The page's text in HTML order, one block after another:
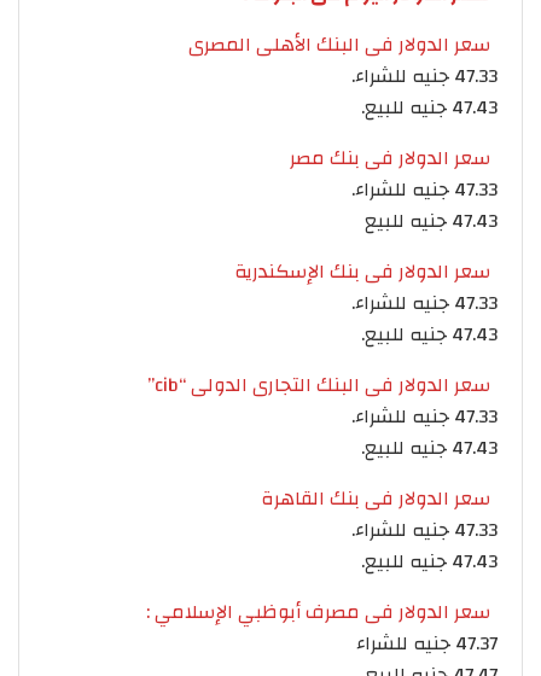
سعر الدولار فى البنك الأهلى المصرى
47.33 جنيه للشراء.
47.43 جنيه للبيع.
سعر الدولار فى بنك مصر
47.33 جنيه للشراء.
47.43 جنيه للبيع
سعر الدولار فى بنك الإسكندرية
47.33 جنيه للشراء.
47.43 جنيه للبيع.
سعر الدولار فى البنك التجارى الدولى “cib”
47.33 جنيه للشراء.
47.43 جنيه للبيع.
سعر الدولار فى بنك القاهرة
47.33 جنيه للشراء.
47.43 جنيه للبيع.
سعر الدولار فى مصرف أبوظبي الإسلامي :
47.37 جنيه للشراء